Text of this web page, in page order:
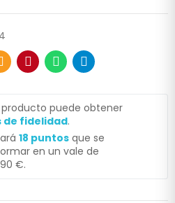
puede obtener
de fidelidad.
18 puntos que se
en un vale de
€.